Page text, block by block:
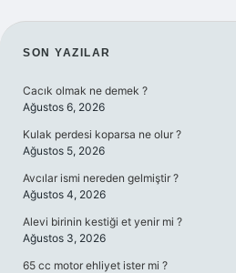
SIDEBAR
SON YAZILAR
Cacık olmak ne demek ?
Ağustos 6, 2026
Kulak perdesi koparsa ne olur ?
Ağustos 5, 2026
Avcılar ismi nereden gelmiştir ?
Ağustos 4, 2026
Alevi birinin kestiği et yenir mi ?
Ağustos 3, 2026
65 cc motor ehliyet ister mi ?